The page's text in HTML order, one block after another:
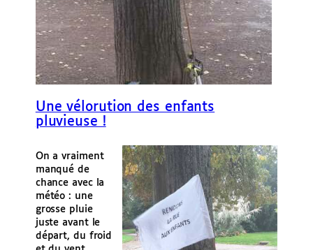
Une vélorution des enfants
pluvieuse !
On a vraiment
manqué de
chance avec la
météo : une
grosse pluie
juste avant le
départ, du froid